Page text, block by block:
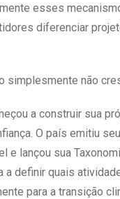
esses
diferenciar
simplesmente não
a construir sua
O país emitiu
e lançou sua
a definir quais
para a transição